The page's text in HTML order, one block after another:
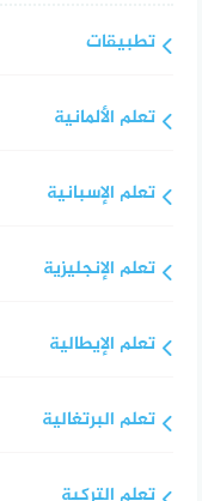
تطبيقات
تعلم الألمانية
تعلم الإسبانية
تعلم الإنجليزية
تعلم الإيطالية
تعلم البرتغالية